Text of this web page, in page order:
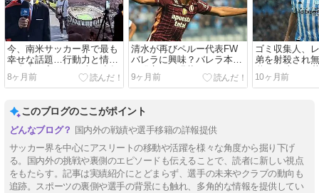
今、南米サッカー界で最も
幸せな話題…行動力と情熱
で人生を変えた15歳の少年
の物語
8ヶ月前
清水が再びペルー代表FW
バレラに興味？バレラ本人
の発言は？現状のまとめ
9ヶ月前
ゴミ収集人、
弟を射殺され
獄…22歳まで
か知らなかっ
10ヶ月前
このブログのここがポイント
国内外の戦績や選手移籍の詳報提供
サッカー界を中心にアスリートの移動や活躍を様々な角度から掘り下げ
る。国内外の挑戦や裏側のエピソードも伝えることで、読者に新しい視点
をもたらす。記事は実績紹介にとどまらず、選手の未来やクラブの動向も
追跡。スポーツの裏側や選手の背景にも触れ、多角的な情報を提供してい